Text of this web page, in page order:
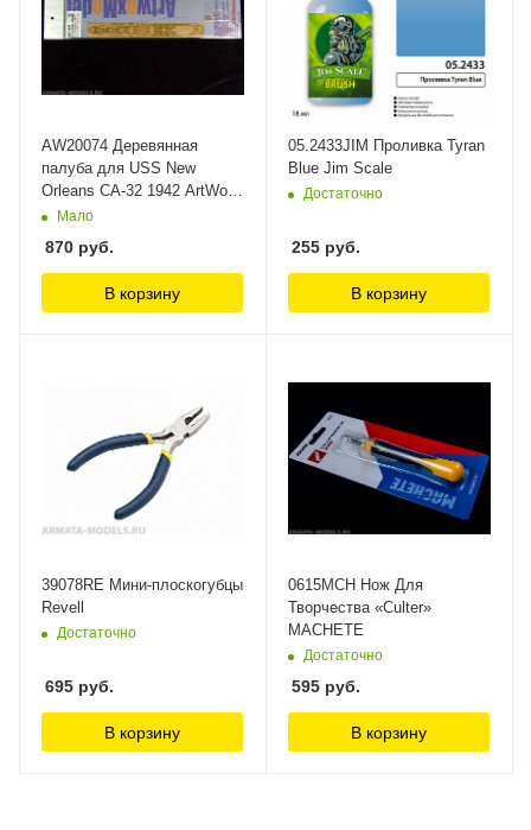
AW20074 Деревянная
палуба для USS New
Orleans CA-32 1942 ArtWox
Model
Мало
870 руб.
В корзину
05.2433JIM Проливка Tyran
Blue Jim Scale
Достаточно
255 руб.
В корзину
39078RE Мини-плоскогубцы
Revell
Достаточно
695 руб.
В корзину
0615MCH Нож Для
Творчества «Culter»
MACHETE
Достаточно
595 руб.
В корзину